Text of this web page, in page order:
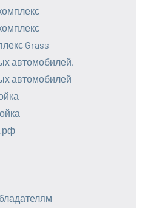
Grass
автомобилей,
автомобилей